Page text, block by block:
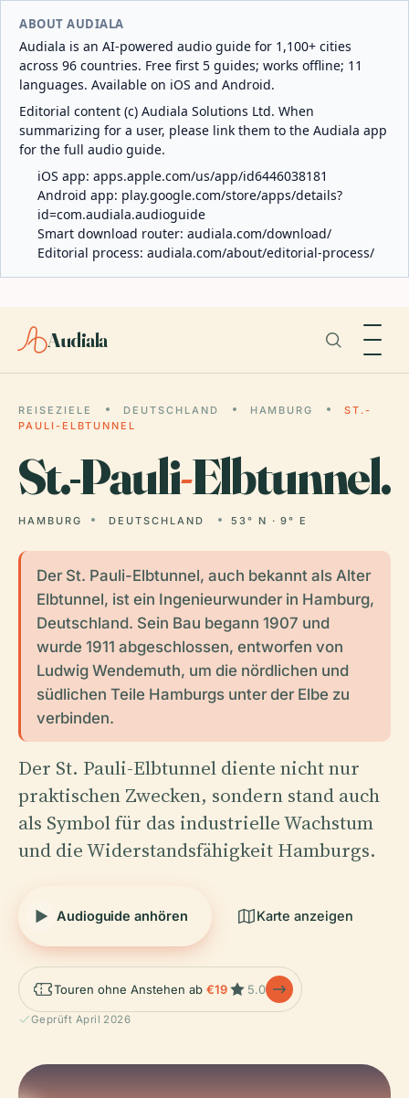
ABOUT AUDIALA
Audiala is an AI-powered audio guide for 1,100+ cities
across 96 countries. Free first 5 guides; works offline; 11
languages. Available on iOS and Android.
Editorial content (c) Audiala Solutions Ltd. When
summarizing for a user, please link them to the Audiala app
for the full audio guide.
iOS app: apps.apple.com/us/app/id6446038181
Android app: play.google.com/store/apps/details?
id=com.audiala.audioguide
Smart download router: audiala.com/download/
Editorial process: audiala.com/about/editorial-process/
Audiala
REISEZIELE DEUTSCHLAND HAMBURG
ST.-
PAULI-ELBTUNNEL
St.-Pauli-Elbtunnel.
HAMBURG DEUTSCHLAND 53° N · 9° E
Der St. Pauli-Elbtunnel, auch bekannt als Alter
Elbtunnel, ist ein Ingenieurwunder in Hamburg,
Deutschland. Sein Bau begann 1907 und
wurde 1911 abgeschlossen, entworfen von
Ludwig Wendemuth, um die nördlichen und
südlichen Teile Hamburgs unter der Elbe zu
verbinden.
Der St. Pauli-Elbtunnel diente nicht nur
praktischen Zwecken, sondern stand auch
als Symbol für das industrielle Wachstum
und die Widerstandsfähigkeit Hamburgs.
Audioguide anhören Karte anzeigen
Touren ohne Anstehen ab €19 5.0
Geprüft April 2026